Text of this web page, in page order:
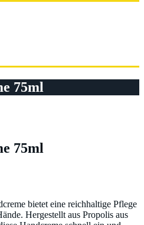
75ml
75ml
bietet eine reichhaltige Pflege
Hergestellt aus Propolis aus